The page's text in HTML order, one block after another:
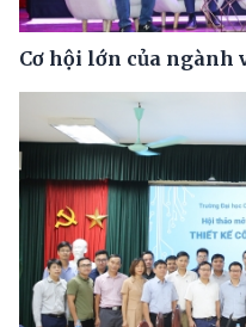
Cơ hội lớn của ngành